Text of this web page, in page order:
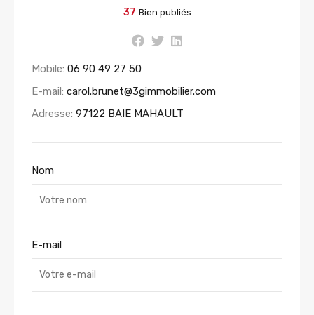
37 Bien publiés
Mobile: 06 90 49 27 50
E-mail: carol.brunet@3gimmobilier.com
Adresse: 97122 BAIE MAHAULT
Nom
E-mail